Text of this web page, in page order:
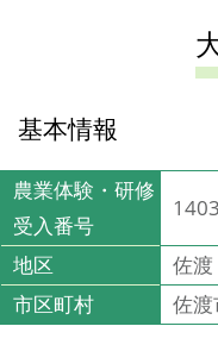
基本情報
農業体験・研修
受入番号
1403
地区
佐渡
市区町村
佐